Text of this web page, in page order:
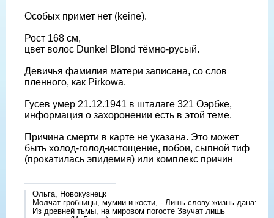
Особых примет нет (keine).
Рост 168 см,
цвет волос Dunkel Blond тëмно-русый.
Девичья фамилия матери записана, со слов
пленного, как Pirkowa.
Гусев умер 21.12.1941 в шталаге 321 Оэрбке,
информация о захоронении есть в этой теме.
Причина смерти в карте не указана. Это может
быть холод-голод-истощение, побои, сыпной тиф
(прокатилась эпидемия) или комплекс причин
Ольга, Новокузнецк
Молчат гробницы, мумии и кости, - Лишь слову жизнь дана:
Из древней тьмы, на мировом погосте Звучат лишь